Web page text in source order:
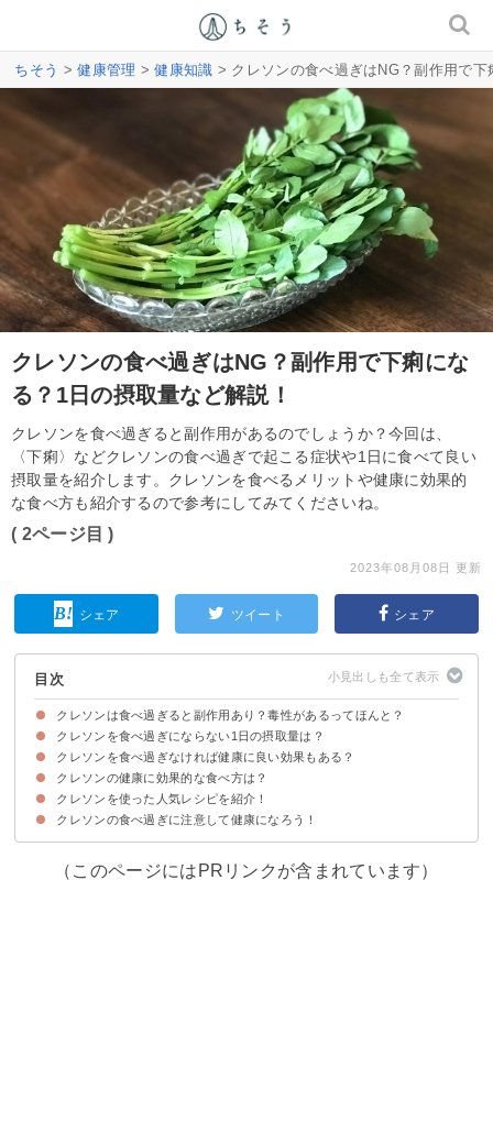
ちそう >健康管理 >健康知識 > クレソンの食べ過ぎはNG？副作用で
クレソンの食べ過ぎはNG？副作用で下痢にな
る？1日の摂取量など解説！
クレソンを食べ過ぎると副作用があるのでしょうか？今回は、
〈下痢〉などクレソンの食べ過ぎで起こる症状や1日に食べて良い
摂取量を紹介します。クレソンを食べるメリットや健康に効果的
な食べ方も紹介するので参考にしてみてくださいね。
( 2ページ目 )
2023年08月08日 更新
シェア ツイート シェア
目次
クレソンは食べ過ぎると副作用あり？毒性があるってほんと？
クレソンに毒性はないが食べ過ぎると下痢など悪影響がでる
クレソンを食べ過ぎにならない1日の摂取量は？
クレソンを食べる量は1日80gまでに抑えよう
クレソンを食べ過ぎなければ健康に良い効果もある？
①がん予防に効果的
②便秘の解消&予防
③アンチエイジング・美肌効果あり
④貧血予防
⑤免疫力が上がる
クレソンの健康に効果的な食べ方は？
①一度に大量に食べない
②すりおろす・刻んで食べる
③生で食べる
④水に浸しすぎない
クレソンを使った人気レシピを紹介！
①クレソンとマッシュルームのサラダ
②ひじきとクレソンの辛子酢味噌和え
③クレソンとエリンギのサラダ
クレソンの食べ過ぎに注意して健康になろう！
（このページにはPRリンクが含まれています）